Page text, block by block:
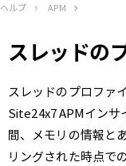
ヘルプ APM
スレッドの
スレッドのプロファ
Site24x7 APMインサ
間、メモリの情報と
リングされた時点で